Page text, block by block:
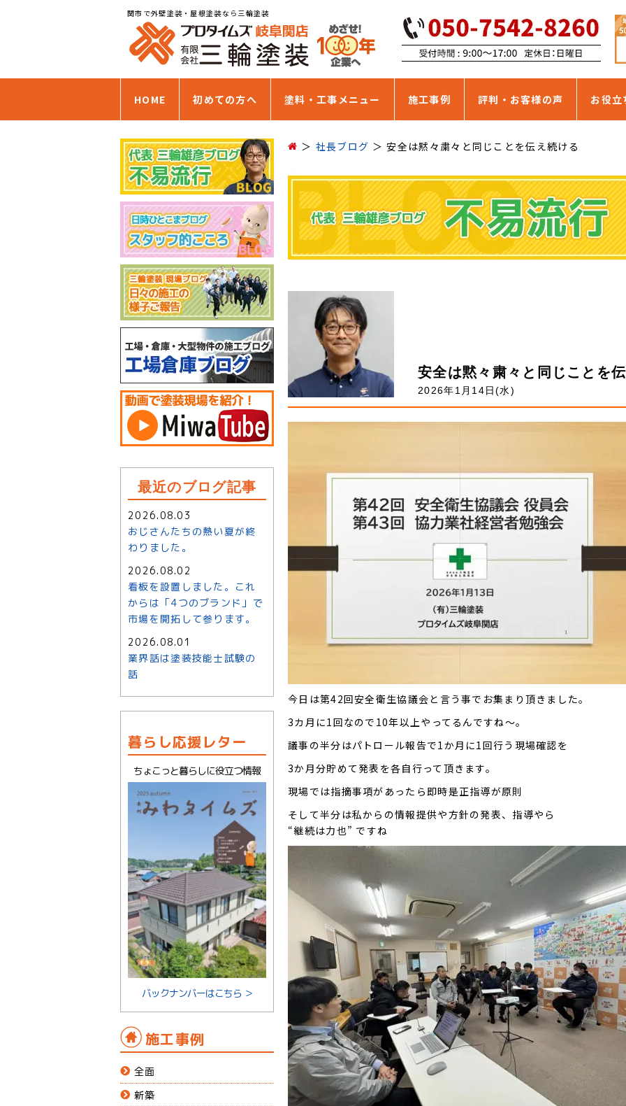
関市で外壁塗装・屋根塗装なら三輪塗装
HOME 初めての方へ 塗料・工事メニュー 施工事例 評判・お客様の声 お役立
社長ブログ 安全は黙々粛々と同じことを伝え続ける
安全は黙々粛々と同じことを
2026年1月14日(水)
今日は第42回安全衛生協議会と言う事でお集まり頂きました。
3カ月に1回なので10年以上やってるんですね～。
議事の半分はパトロール報告で1か月に1回行う現場確認を
3か月分貯めて発表を各自行って頂きます。
現場では指摘事項があったら即時是正指導が原則
そして半分は私からの情報提供や方針の発表、指導やら
“継続は力也” ですね
最近のブログ記事
2026.08.03
おじさんたちの熱い夏が終
わりました。
2026.08.02
看板を設置しました。これ
からは「4つのブランド」で
市場を開拓して参ります。
2026.08.01
業界話は塗装技能士試験の
話
暮らし応援レター
ちょこっと暮らしに役立つ情報
バックナンバーはこちら ＞
施工事例
全面
新築